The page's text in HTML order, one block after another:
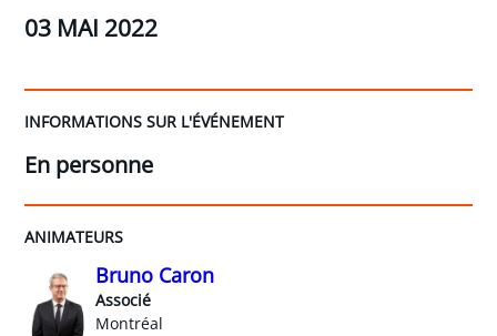
03 MAI 2022
INFORMATIONS SUR L'ÉVÉNEMENT
En personne
ANIMATEURS
Bruno Caron
Associé
Montréal